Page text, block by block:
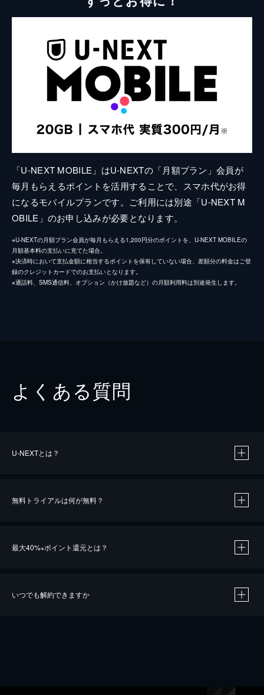
「U-NEXT MOBILE」はU-NEXTの「月額プラン」会員が
毎月もらえるポイントを活用することで、スマホ代がお得
になるモバイルプランです。ご利用には別途「U-NEXT M
OBILE」のお申し込みが必要となります。
※U-NEXTの月額プラン会員が毎月もらえる1,200円分のポイントを、U-NEXT MOBILEの
月額基本料の支払いに充てた場合。
※決済時において支払金額に相当するポイントを保有していない場合、差額分の料金はご登
録のクレジットカードでのお支払いとなります。
※通話料、SMS通信料、オプション（かけ放題など）の月額利用料は別途発生します。
よくある質問
U-NEXTとは？
無料トライアルは何が無料？
最大40%※ポイント還元とは？
いつでも解約できますか